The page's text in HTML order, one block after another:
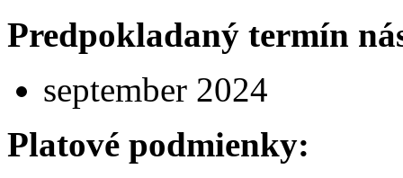
Predpokladaný termín
september 2024
Platové podmienky: